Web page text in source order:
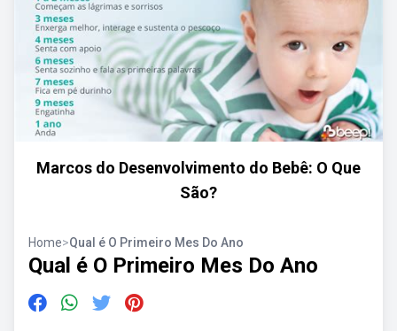
Marcos do Desenvolvimento do Bebê: O Que
São?
Home>Qual é O Primeiro Mes Do Ano
Qual é O Primeiro Mes Do Ano